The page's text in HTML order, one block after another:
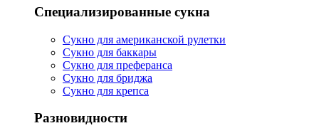
Специализированные сукна
Сукно для американской рулетки
Сукно для баккары
Сукно для преферанса
Сукно для бриджа
Сукно для крепса
Разновидности